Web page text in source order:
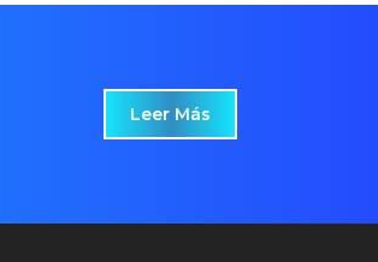
Leer Más